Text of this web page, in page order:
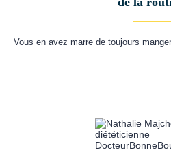
Vous en avez marre de toujours